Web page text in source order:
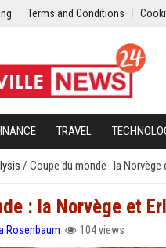
Terms and Conditions
TRAVEL
/ Coupe du monde : la
: la Norvège et
Rosenbaum 104 views